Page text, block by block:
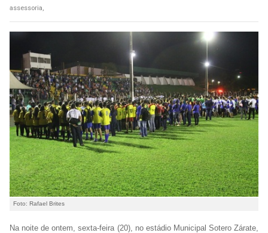
assessoria,
Foto: Rafael Brites
Na noite de ontem, sexta-feira (20), no estádio Municipal Sotero Zárate,